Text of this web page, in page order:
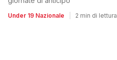
Under 19 Nazionale 2 min di lettura